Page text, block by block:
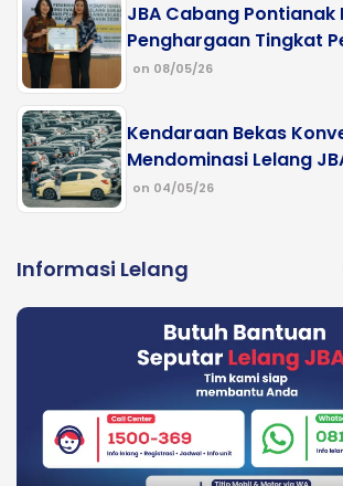
JBA Cabang Pontianak
Penghargaan Tingkat
Lelang Terbaik dari
on 08/05/26
Kendaraan Bekas
Mendominasi Lelang
2026
on 04/05/26
Informasi Lelang